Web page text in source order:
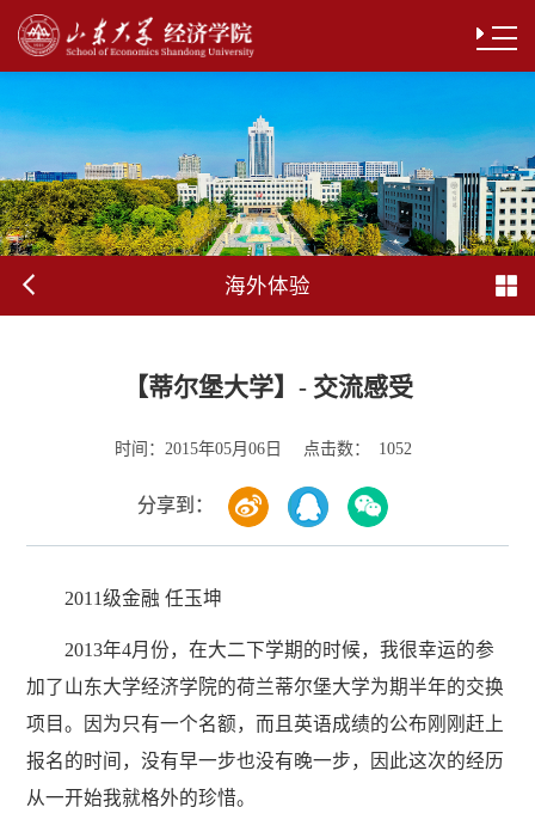
海外体验
【蒂尔堡大学】- 交流感受
时间： 2015年05月06日 点击数： 1052
分享到：
2011级金融 任玉坤
2013年4月份，在大二下学期的时候，我很幸运的参
加了山东大学经济学院的荷兰蒂尔堡大学为期半年的交换
项目。因为只有一个名额，而且英语成绩的公布刚刚赶上
报名的时间，没有早一步也没有晚一步，因此这次的经历
从一开始我就格外的珍惜。